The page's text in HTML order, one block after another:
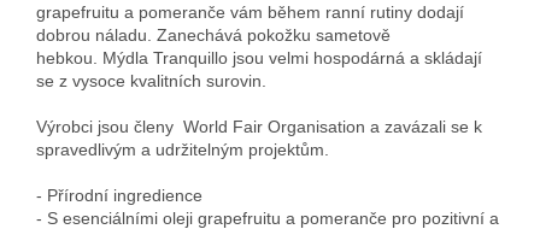
grapefruitu a pomeranče vám během ranní rutiny dodají
dobrou náladu. Zanechává pokožku sametově
hebkou.
Mýdla Tranquillo jsou velmi hospodárná a skládají
se z vysoce kvalitních surovin.
Výrobci jsou členy World Fair Organisation a zavázali se k
spravedlivým a udržitelným projektům.
- Přírodní ingredience
- S esenciálními oleji grapefruitu a pomeranče pro pozitivní a